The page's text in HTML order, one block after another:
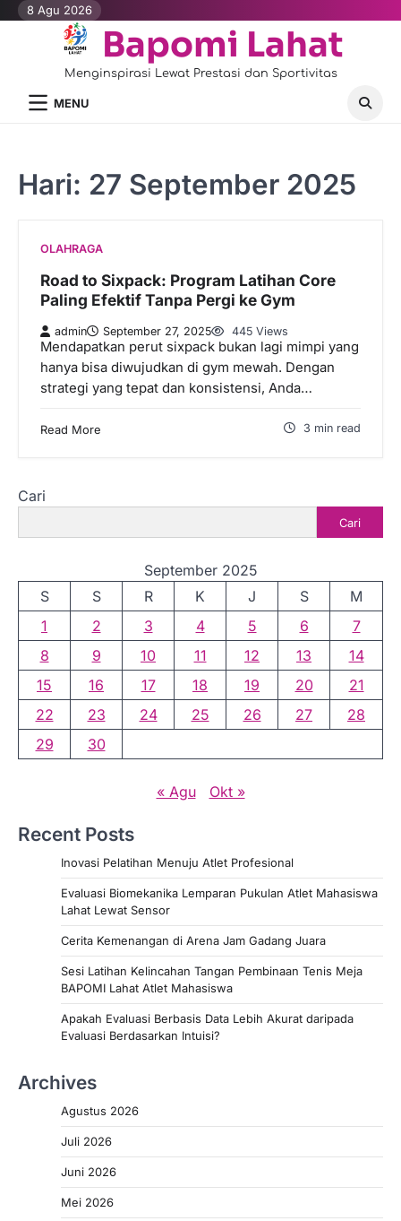
Skip8 Agu 2026
Bapomi Lahat
Menginspirasi Lewat Prestasi dan Sportivitas
MENU
Hari: 27 September 2025
OLAHRAGA
Road to Sixpack: Program Latihan Core
Paling Efektif Tanpa Pergi ke Gym
admin September 27, 2025 445 Views
Mendapatkan perut sixpack bukan lagi mimpi yang
hanya bisa diwujudkan di gym mewah. Dengan
strategi yang tepat dan konsistensi, Anda…
Read More 3 min read
Cari
Cari
September 2025
S
S R K J S
M
1
2 3 4 5 6
7
8
9 10 11 12 13
14
15
16 17 18 19 20
21
22
23 24 25 26 27
28
29
30
« Agu Okt »
Recent Posts
Inovasi Pelatihan Menuju Atlet Profesional
Evaluasi Biomekanika Lemparan Pukulan Atlet Mahasiswa
Lahat Lewat Sensor
Cerita Kemenangan di Arena Jam Gadang Juara
Sesi Latihan Kelincahan Tangan Pembinaan Tenis Meja
BAPOMI Lahat Atlet Mahasiswa
Apakah Evaluasi Berbasis Data Lebih Akurat daripada
Evaluasi Berdasarkan Intuisi?
Archives
Agustus 2026
Juli 2026
Juni 2026
Mei 2026